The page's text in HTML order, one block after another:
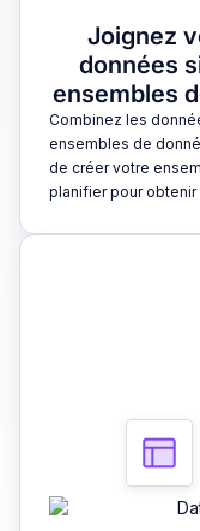
Joignez
données
ensembles
Combinez les
ensembles de
de créer votre
planifier pour obtenir